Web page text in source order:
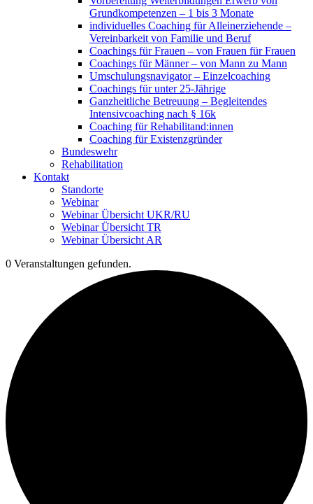
Grundkompetenzen – 1 bis 3 Monate
individuelles Coaching für Alleinerziehende –
Vereinbarkeit von Familie und Beruf
Coachings für Frauen – von Frauen für Frauen
Coachings für Männer – von Mann zu Mann
Umschulungsnavigator – Einzelcoaching
Coachings für unter 25-Jährige
Ganzheitliche Betreuung – Begleitendes
Intensivcoaching nach § 16k
Coaching für Rehabilitand:innen
Coaching für Existenzgründer
Bundeswehr
Rehabilitation
Kontakt
Standorte
Webinar
Webinar Übersicht UKR/RU
Webinar Übersicht TR
Webinar Übersicht AR
0 Veranstaltungen gefunden.